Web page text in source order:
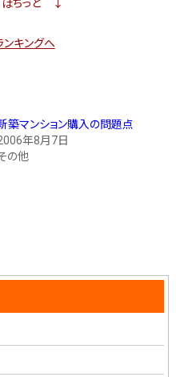
ぽちっと ↓
キングへ
築マンション購入の問題点
年8月7日
の他